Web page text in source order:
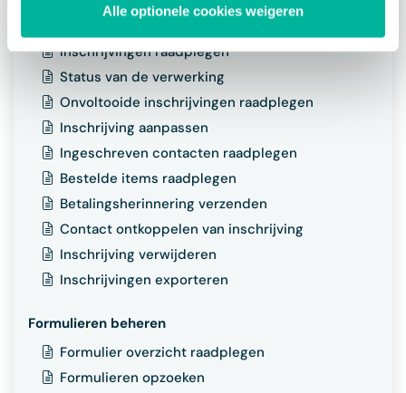
Alle optionele cookies weigeren
Inschrijvingen beheren
Inschrijvingen raadplegen
Status van de verwerking
Onvoltooide inschrijvingen raadplegen
Inschrijving aanpassen
Ingeschreven contacten raadplegen
Bestelde items raadplegen
Betalingsherinnering verzenden
Contact ontkoppelen van inschrijving
Inschrijving verwijderen
Inschrijvingen exporteren
Formulieren beheren
Formulier overzicht raadplegen
Formulieren opzoeken